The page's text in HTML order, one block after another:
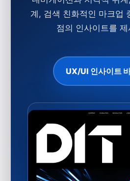
계, 검색 친화적인 마크업
점의 인사이트를
UX/UI 인사이트